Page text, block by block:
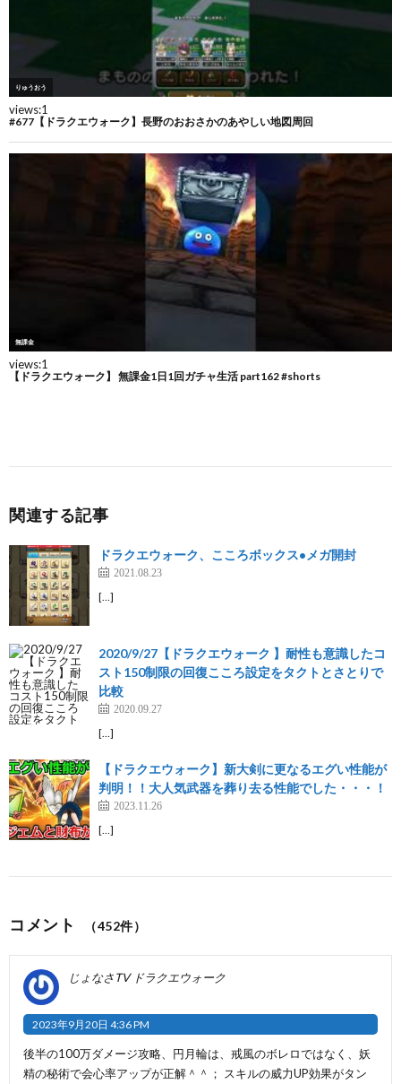
関連する記事
ドラクエウォーク、こころボックス•メガ開封
2021.08.23
[…]
2020/9/27【ドラクエウォーク 】耐性も意識したコ
スト150制限の回復こころ設定をタクトとさとりで
比較
2020.09.27
[…]
【ドラクエウォーク】新大剣に更なるエグい性能が
判明！！大人気武器を葬り去る性能でした・・・！
2023.11.26
[…]
コメント （452件）
じょなさTV ドラクエウォーク
2023年9月20日 4:36 PM
後半の100万ダメージ攻略、円月輪は、戒風のボレロではなく、妖
精の秘術で会心率アップが正解＾＾； スキルの威力UP効果がタン